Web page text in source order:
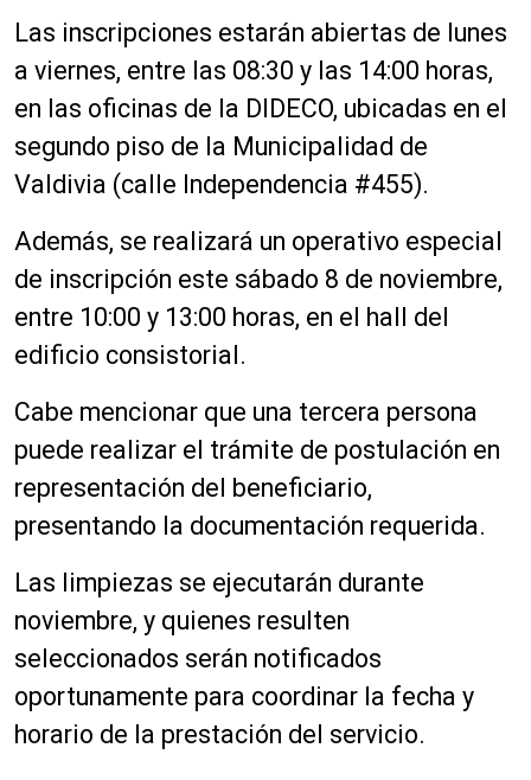
Las inscripciones estarán abiertas de lunes
a viernes, entre las 08:30 y las 14:00 horas,
en las oficinas de la DIDECO, ubicadas en el
segundo piso de la Municipalidad de
Valdivia (calle Independencia #455).
Además, se realizará un operativo especial
de inscripción este sábado 8 de noviembre,
entre 10:00 y 13:00 horas, en el hall del
edificio consistorial.
Cabe mencionar que una tercera persona
puede realizar el trámite de postulación en
representación del beneficiario,
presentando la documentación requerida.
Las limpiezas se ejecutarán durante
noviembre, y quienes resulten
seleccionados serán notificados
oportunamente para coordinar la fecha y
horario de la prestación del servicio.